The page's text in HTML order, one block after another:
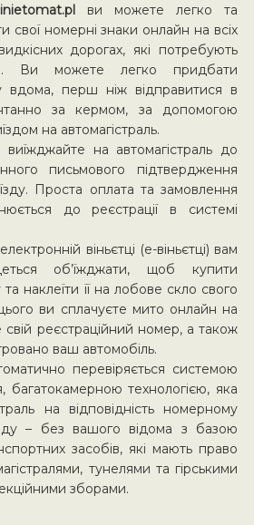
ви можете легко та
свої номерні знаки онлайн на всіх
дорогах, які потребують
Ви можете легко придбати
вдома, перш ніж відправитися в
за кермом, за допомогою
на автомагістраль.
виїжджайте на автомагістраль до
письмового підтвердження
Проста оплата та замовлення
до реєстрації в системі
віньєтці (е-віньєтці) вам
об’їжджати, щоб купити
наклеїти її на лобове скло свого
ви сплачуєте мито онлайн на
свій реєстраційний номер, а також
ваш автомобіль.
перевіряється системою
багатокамерною технологією, яка
на відповідність номерному
– без вашого відома з базою
засобів, які мають право
тунелями та гірськими
зборами.